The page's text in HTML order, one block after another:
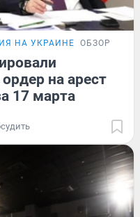
НА УКРАИНЕ ОБЗОР
на арест
17 марта